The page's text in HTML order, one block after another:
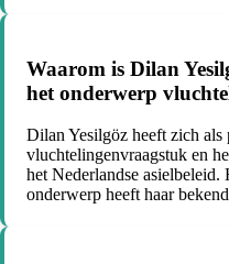
Waarom is Dilan
het onderwerp
Dilan Yesilgöz heeft zich
vluchtelingenvraagstuk en
het Nederlandse
onderwerp heeft haar